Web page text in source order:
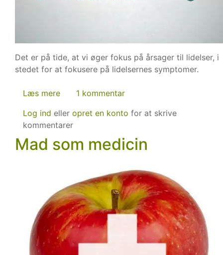
Det er på tide, at vi øger fokus på årsager til lidelser, i
stedet for at fokusere på lidelsernes symptomer.
Læs mere
vores
sundhedsvæsen
et
sygevæsen?
1 kommentar
Log ind eller opret en konto for at skrive
kommentarer
Mad som medicin